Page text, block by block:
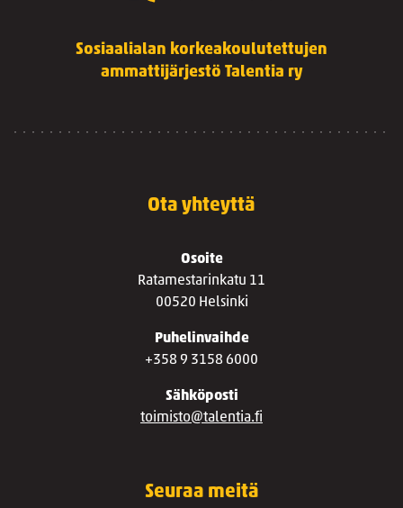
Sosiaalialan korkeakoulutettujen
ammattijärjestö Talentia ry
Ota yhteyttä
Osoite
Ratamestarinkatu 11
00520 Helsinki
Puhelinvaihde
+358 9 3158 6000
Sähköposti
toimisto@talentia.fi
Seuraa meitä